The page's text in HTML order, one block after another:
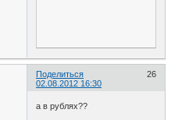
Поделиться
26
02.08.2012 16:30
а в рублях??